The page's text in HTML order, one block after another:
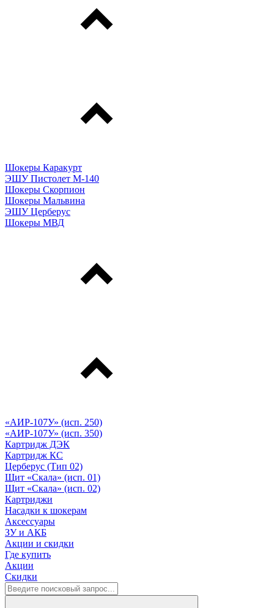
Шокеры Каракурт
ЭШУ Пистолет М-140
Шокеры Скорпион
Шокеры Мальвина
ЭШУ Церберус
Шокеры МВД
«АИР-107У» (исп. 250)
«АИР-107У» (исп. 350)
Картридж ДЭК
Картридж КС
Церберус (Тип 02)
Щит «Скала» (исп. 01)
Щит «Скала» (исп. 02)
Картриджи
Насадки к шокерам
Аксессуары
ЗУ и АКБ
Акции и скидки
Где купить
Акции
Скидки